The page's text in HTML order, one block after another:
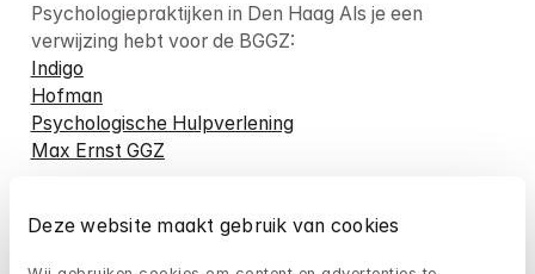
Deze website maakt gebruik van cookies
Psychologiepraktijken in Den Haag Als je een
Indigo
Hofman
Psychologische Hulpverlening
Max Ernst GGZ
Psychologiepraktijken in Den Haag als je een